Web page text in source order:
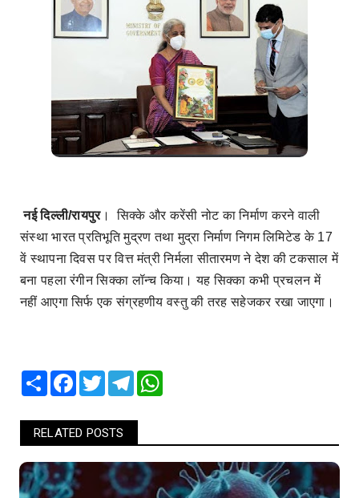
नई दिल्ली/रायपुर।
सिक्के और करेंसी नोट का निर्माण करने वाली
संस्था भारत प्रतिभूति मुद्रण तथा मुद्रा निर्माण निगम लिमिटेड के 17
वें स्थापना दिवस पर वित्त मंत्री निर्मला सीतारमण ने देश की टकसाल में
बना पहला रंगीन सिक्का लॉन्च किया। यह सिक्का कभी प्रचलन में
नहीं आएगा सिर्फ एक संग्रहणीय वस्तु की तरह सहेजकर रखा जाएगा।
Share Facebook
TwitterTelegram
RELATED POSTS